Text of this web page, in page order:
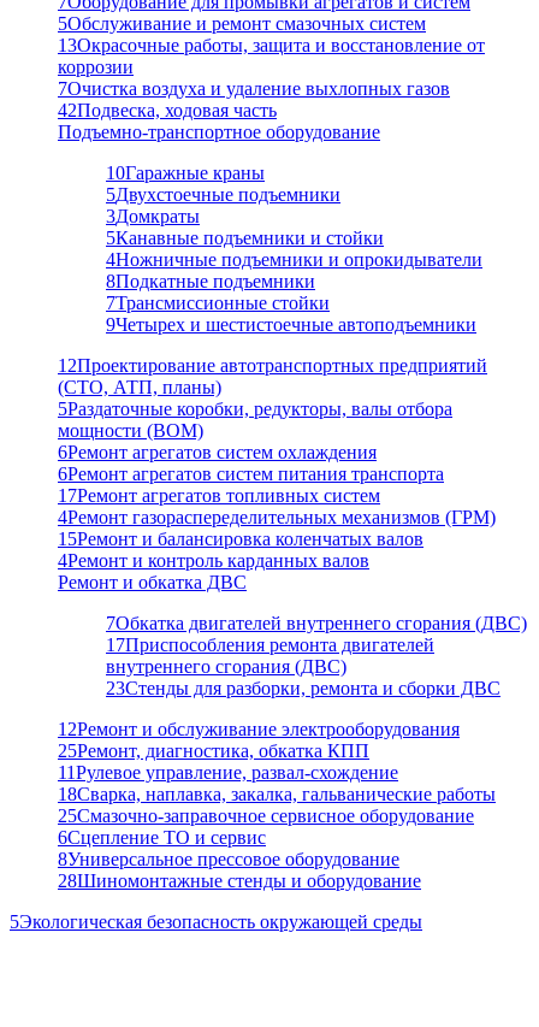
5Обслуживание и ремонт смазочных систем
13Окрасочные работы, защита и восстановление от
коррозии
7Очистка воздуха и удаление выхлопных газов
42Подвеска, ходовая часть
Подъемно-транспортное оборудование
10Гаражные краны
5Двухстоечные подъемники
3Домкраты
5Канавные подъемники и стойки
4Ножничные подъемники и опрокидыватели
8Подкатные подъемники
7Трансмиссионные стойки
9Четырех и шестистоечные автоподъемники
12Проектирование автотранспортных предприятий
(СТО, АТП, планы)
5Раздаточные коробки, редукторы, валы отбора
мощности (ВОМ)
6Ремонт агрегатов систем охлаждения
6Ремонт агрегатов систем питания транспорта
17Ремонт агрегатов топливных систем
4Ремонт газораспеределительных механизмов (ГРМ)
15Ремонт и балансировка коленчатых валов
4Ремонт и контроль карданных валов
Ремонт и обкатка ДВС
7Обкатка двигателей внутреннего сгорания (ДВС)
17Приспособления ремонта двигателей
внутреннего сгорания (ДВС)
23Стенды для разборки, ремонта и сборки ДВС
12Ремонт и обслуживание электрооборудования
25Ремонт, диагностика, обкатка КПП
11Рулевое управление, развал-схождение
18Сварка, наплавка, закалка, гальванические работы
25Смазочно-заправочное сервисное оборудование
6Сцепление ТО и сервис
8Универсальное прессовое оборудование
28Шиномонтажные стенды и оборудование
5Экологическая безопасность окружающей среды